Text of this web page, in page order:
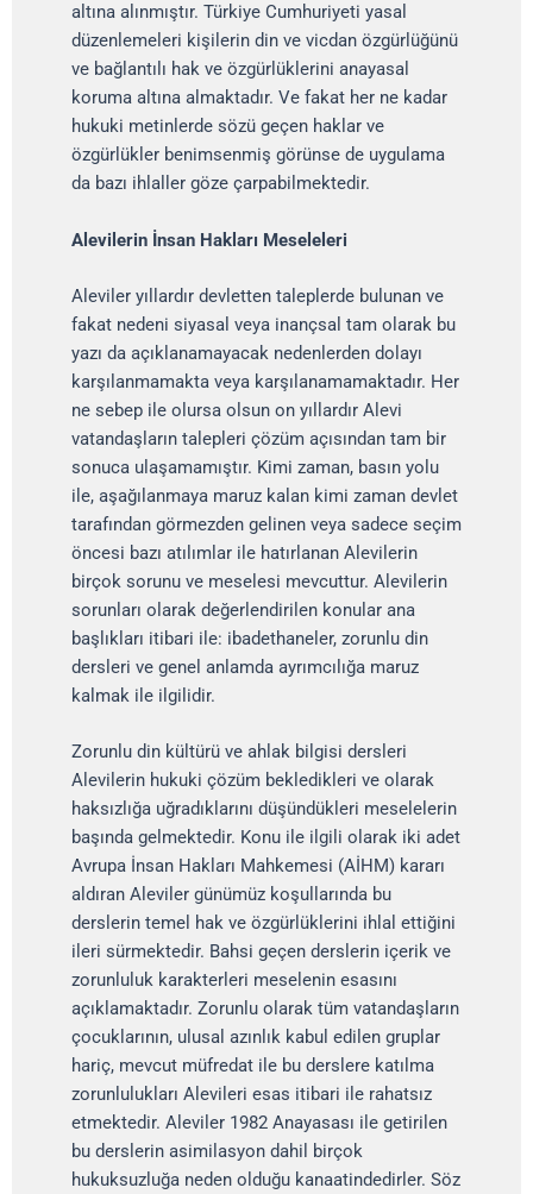
altına alınmıştır. Türkiye Cumhuriyeti yasal
düzenlemeleri kişilerin din ve vicdan özgürlüğünü
ve bağlantılı hak ve özgürlüklerini anayasal
koruma altına almaktadır. Ve fakat her ne kadar
hukuki metinlerde sözü geçen haklar ve
özgürlükler benimsenmiş görünse de uygulama
da bazı ihlaller göze çarpabilmektedir.
Alevilerin İnsan Hakları Meseleleri
Aleviler yıllardır devletten taleplerde bulunan ve
fakat nedeni siyasal veya inançsal tam olarak bu
yazı da açıklanamayacak nedenlerden dolayı
karşılanmamakta veya karşılanamamaktadır. Her
ne sebep ile olursa olsun on yıllardır Alevi
vatandaşların talepleri çözüm açısından tam bir
sonuca ulaşamamıştır. Kimi zaman, basın yolu
ile, aşağılanmaya maruz kalan kimi zaman devlet
tarafından görmezden gelinen veya sadece seçim
öncesi bazı atılımlar ile hatırlanan Alevilerin
birçok sorunu ve meselesi mevcuttur. Alevilerin
sorunları olarak değerlendirilen konular ana
başlıkları itibari ile: ibadethaneler, zorunlu din
dersleri ve genel anlamda ayrımcılığa maruz
kalmak ile ilgilidir.
Zorunlu din kültürü ve ahlak bilgisi dersleri
Alevilerin hukuki çözüm bekledikleri ve olarak
haksızlığa uğradıklarını düşündükleri meselelerin
başında gelmektedir. Konu ile ilgili olarak iki adet
Avrupa İnsan Hakları Mahkemesi (AİHM) kararı
aldıran Aleviler günümüz koşullarında bu
derslerin temel hak ve özgürlüklerini ihlal ettiğini
ileri sürmektedir. Bahsi geçen derslerin içerik ve
zorunluluk karakterleri meselenin esasını
açıklamaktadır. Zorunlu olarak tüm vatandaşların
çocuklarının, ulusal azınlık kabul edilen gruplar
hariç, mevcut müfredat ile bu derslere katılma
zorunlulukları Alevileri esas itibari ile rahatsız
etmektedir. Aleviler 1982 Anayasası ile getirilen
bu derslerin asimilasyon dahil birçok
hukuksuzluğa neden olduğu kanaatindedirler. Söz